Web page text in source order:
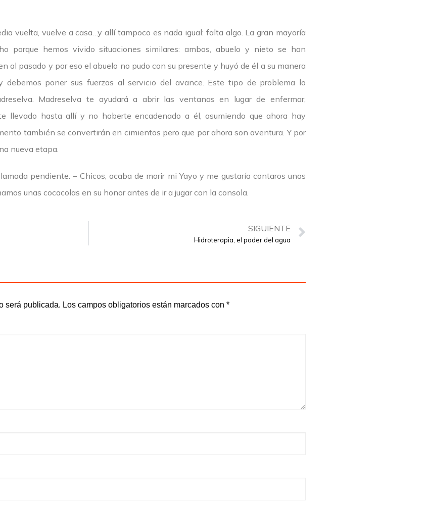
vuelta, vuelve a casa…y allí tampoco es nada igual: falta algo. La gran mayoría
porque hemos vivido situaciones similares: ambos, abuelo y nieto se han
al pasado y por eso el abuelo no pudo con su presente y huyó de él a su manera
debemos poner sus fuerzas al servicio del avance. Este tipo de problema lo
Madreselva te ayudará a abrir las ventanas en lugar de enfermar,
llevado hasta allí y no haberte encadenado a él, asumiendo que ahora hay
también se convertirán en cimientos pero que por ahora son aventura. Y por
nueva etapa.
pendiente. – Chicos, acaba de morir mi Yayo y me gustaría contaros unas
unas cocacolas en su honor antes de ir a jugar con la consola.
SIGUIENTE
Hidroterapia, el poder del agua
será publicada. Los campos obligatorios están marcados con *